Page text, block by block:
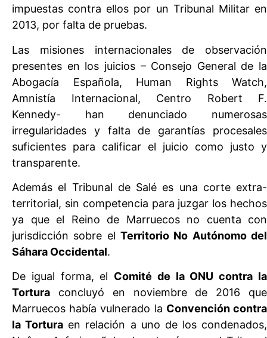
impuestas contra ellos por un Tribunal Militar en
2013, por falta de pruebas.
Las misiones internacionales de observación
presentes en los juicios – Consejo General de la
Abogacía Española, Human Rights Watch,
Amnistía Internacional, Centro Robert F.
Kennedy- han denunciado numerosas
irregularidades y falta de garantías procesales
suficientes para calificar el juicio como justo y
transparente.
Además el Tribunal de Salé es una corte extra-
territorial, sin competencia para juzgar los hechos
ya que el Reino de Marruecos no cuenta con
jurisdicción sobre el Territorio No Autónomo del
Sáhara Occidental.
De igual forma, el Comité de la ONU contra la
Tortura concluyó en noviembre de 2016 que
Marruecos había vulnerado la Convención contra
la Tortura en relación a uno de los condenados,